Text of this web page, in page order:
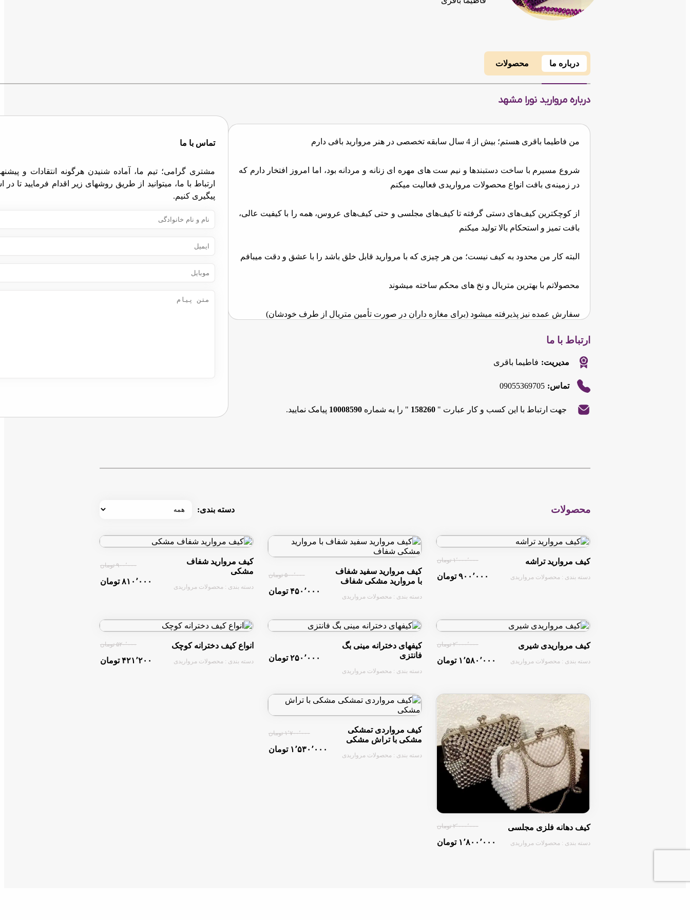
درباره ما محصولات
درباره مروارید نورا مشهد
من فاطیما باقری هستم؛ بیش از 4 سال سابقه تخصصی در هنر مروارید بافی دارم
شروع مسیرم با ساخت دستبندها و نیم‌ ست‌ های مهره‌ ای زنانه و مردانه بود، اما امروز افتخار دارم که
در زمینه‌ی بافت انواع محصولات مرواریدی فعالیت میکنم
از کوچکترین کیف‌های دستی گرفته تا کیف‌های مجلسی و حتی کیف‌های عروس، همه را با کیفیت عالی،
بافت تمیز و استحکام بالا تولید میکنم
البته کار من محدود به کیف نیست؛ من هر چیزی که با مروارید قابل خلق باشد را با عشق و دقت میبافم
محصولاتم با بهترین متریال و نخ‌ های محکم ساخته میشوند
سفارش عمده نیز پذیرفته میشود (برای مغازه‌ داران در صورت تأمین متریال از طرف خودشان)
برای خریداران عزیز، تخفیف‌ ها و هدایا در نظر گرفته‌ ام
ساعت پاسخگویی از ساعت 16:00 الی 23:00
ارتباط با ما
مدیریت: فاطیما باقری
تماس: 09055369705
جهت ارتباط با این کسب و کار عبارت " 158260 " را به شماره 10008590 پیامک نمایید. Leaflet
©
OpenStreetMap
تماس با ما
مشتری گرامی؛ تیم ما، آماده شنیدن هرگونه انتقادات و
ارتباط با ما، میتوانید از طریق روشهای زیر اقدام فرمایید تا
پیگیری کنیم.
محصولات دسته بندی:
کیف مروارید تراشه
دسته بندی : محصولات مرواریدی
۱٬۰۰۰٬۰۰۰ تومان
۹۰۰٬۰۰۰ تومان
کیف مروارید سفید شفاف
با مروارید مشکی شفاف
دسته بندی : محصولات مرواریدی
۵۰۰٬۰۰۰ تومان
۴۵۰٬۰۰۰ تومان
کیف مروارید شفاف
مشکی
دسته بندی : محصولات مرواریدی
۹۰۰٬۰۰۰ تومان
۸۱۰٬۰۰۰ تومان
کیف مرواریدی شیری
دسته بندی : محصولات مرواریدی
۲٬۰۰۰٬۰۰۰ تومان
۱٬۵۸۰٬۰۰۰ تومان
کیفهای دخترانه مینی بگ
فانتزی
دسته بندی : محصولات مرواریدی
۲۵۰٬۰۰۰ تومان
انواع کیف دخترانه کوچک
دسته بندی : محصولات مرواریدی
۵۲۰٬۰۰۰ تومان
۴۲۱٬۲۰۰ تومان
کیف دهانه فلزی مجلسی
دسته بندی : محصولات مرواریدی
۲٬۰۰۰٬۰۰۰ تومان
۱٬۸۰۰٬۰۰۰ تومان
کیف مرواردی تمشکی
مشکی با تراش مشکی
دسته بندی : محصولات مرواریدی
۱٬۷۰۰٬۰۰۰ تومان
۱٬۵۳۰٬۰۰۰ تومان